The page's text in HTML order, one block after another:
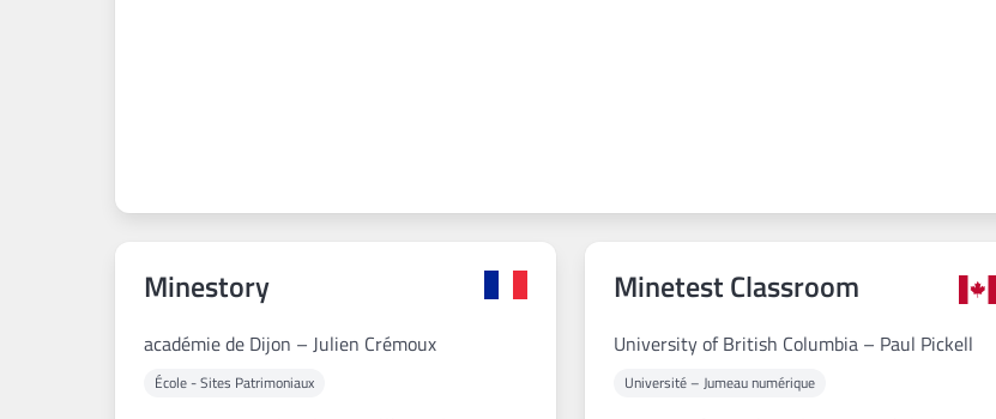
Minestory
académie de Dijon – Julien Crémoux
École - Sites Patrimoniaux
Minetest Classroom
University of British Columbia – Paul Pickell
Université – Jumeau numérique